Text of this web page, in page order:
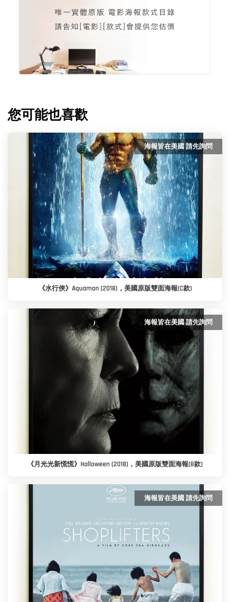
您可能也喜歡
海報皆在美國 請先詢問
《水行俠》Aquaman (2018)，美國原版雙面海報(C款)
海報皆在美國 請先詢問
《月光光新慌慌》Halloween (2018)，美國原版雙面海報(B款)
海報皆在美國 請先詢問